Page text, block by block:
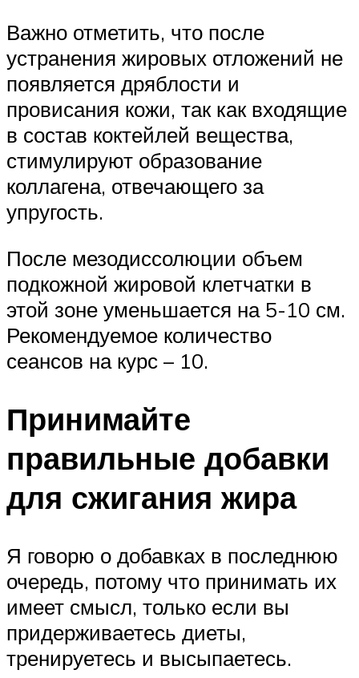
Важно отметить, что после
устранения жировых отложений не
появляется дряблости и
провисания кожи, так как входящие
в состав коктейлей вещества,
стимулируют образование
коллагена, отвечающего за
упругость.
После мезодиссолюции объем
подкожной жировой клетчатки в
этой зоне уменьшается на 5-10 см.
Рекомендуемое количество
сеансов на курс – 10.
Принимайте
правильные добавки
для сжигания жира
Я говорю о добавках в последнюю
очередь, потому что принимать их
имеет смысл, только если вы
придерживаетесь диеты,
тренируетесь и высыпаетесь.